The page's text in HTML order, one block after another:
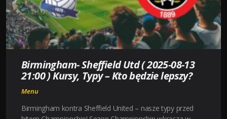
TYPY
–
KTO
BĘDZIE
Birmingham- Sheffield Utd ( 2025-08-13
21:00 ) Kursy, Typy – Kto będzie lepszy?
Menu
Birmingham kontra Sheffield United – nasze typy przed